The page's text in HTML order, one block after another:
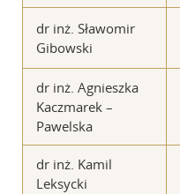
dr inż. Sławomir
Gibowski
dr inż. Agnieszka
Kaczmarek –
Pawelska
dr inż. Kamil
Leksycki